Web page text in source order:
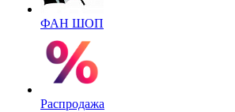
ФАН ШОП
Распродажа